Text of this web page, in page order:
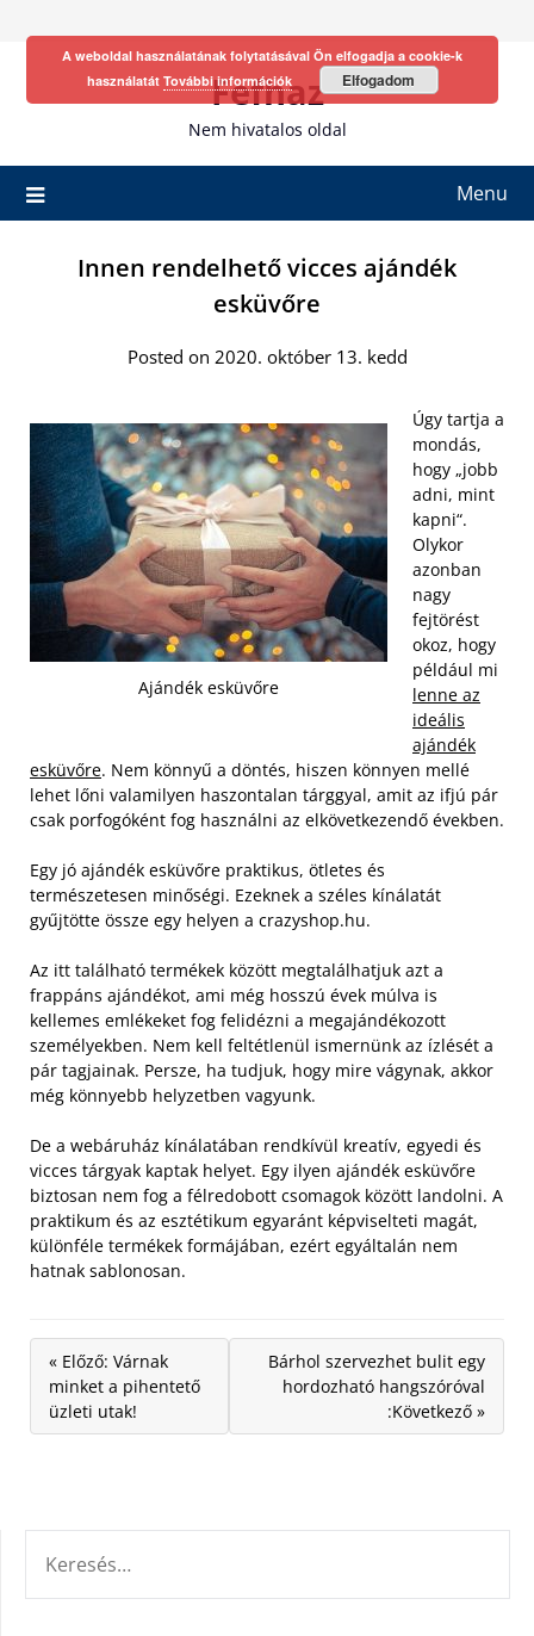
Fefhaz
Nem hivatalos oldal
Menu
Innen rendelhető vicces ajándék
esküvőre
Posted on 2020. október 13. kedd
Ajándék esküvőre
Úgy tartja a
mondás,
hogy „jobb
adni, mint
kapni“.
Olykor
azonban
nagy
fejtörést
okoz, hogy
például mi
lenne az
ideális
ajándék
esküvőre. Nem könnyű a döntés, hiszen könnyen mellé
lehet lőni valamilyen haszontalan tárggyal, amit az ifjú pár
csak porfogóként fog használni az elkövetkezendő években.
Egy jó ajándék esküvőre praktikus, ötletes és
természetesen minőségi. Ezeknek a széles kínálatát
gyűjtötte össze egy helyen a crazyshop.hu.
Az itt található termékek között megtalálhatjuk azt a
frappáns ajándékot, ami még hosszú évek múlva is
kellemes emlékeket fog felidézni a megajándékozott
személyekben. Nem kell feltétlenül ismernünk az ízlését a
pár tagjainak. Persze, ha tudjuk, hogy mire vágynak, akkor
még könnyebb helyzetben vagyunk.
De a webáruház kínálatában rendkívül kreatív, egyedi és
vicces tárgyak kaptak helyet. Egy ilyen ajándék esküvőre
biztosan nem fog a félredobott csomagok között landolni. A
praktikum és az esztétikum egyaránt képviselteti magát,
különféle termékek formájában, ezért egyáltalán nem
hatnak sablonosan.
« Előző: Várnak
minket a pihentető
üzleti utak!
Bárhol szervezhet bulit egy
hordozható hangszóróval
:Következő »
A weboldal használatának folytatásával Ön elfogadja a cookie-k
használatát További információk Elfogadom